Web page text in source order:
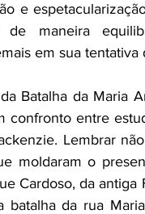
e
maneira
em sua
Batalha da Maria
confronto entre
Lembrar
moldaram o
Cardoso, da
batalha da rua